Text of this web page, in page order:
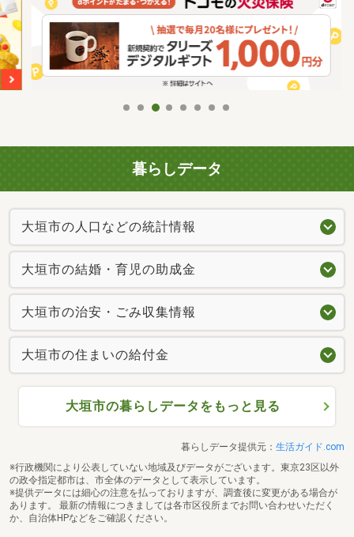
暮らしデータ
大垣市の人口などの統計情報
大垣市の結婚・育児の助成金
大垣市の治安・ごみ収集情報
大垣市の住まいの給付金
大垣市の暮らしデータをもっと見る
暮らしデータ提供元： 生活ガイド.com
※行政機関により公表していない地域及びデータがございます。東京23区以外
の政令指定都市は、市全体のデータとして表示しています。
※提供データには細心の注意を払っておりますが、調査後に変更がある場合が
あります。 最新の情報につきましては各市区役所までお問い合わせいただく
か、自治体HPなどをご確認ください。